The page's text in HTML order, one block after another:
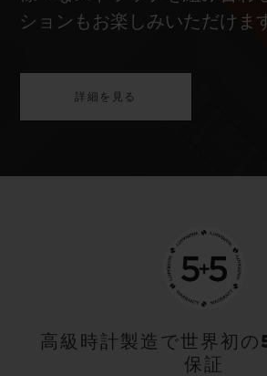
ションもお楽しみいただけま
詳細を見る
高級時計製造で世界初
保証